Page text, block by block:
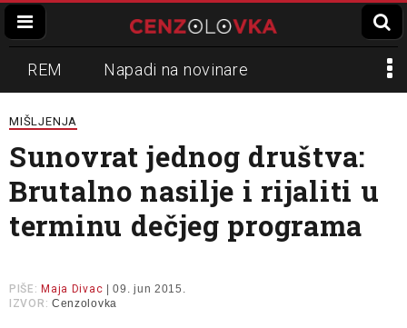
REM Napadi na novinare
Zvučni top
Propaganda Lokalni mediji
Informer Slavko Ćuruvija
MIŠLJENJA
Sunovrat jednog društva:
Brutalno nasilje i rijaliti u
terminu dečjeg programa
PIŠE: Maja Divac | 09. jun 2015.
IZVOR: Cenzolovka